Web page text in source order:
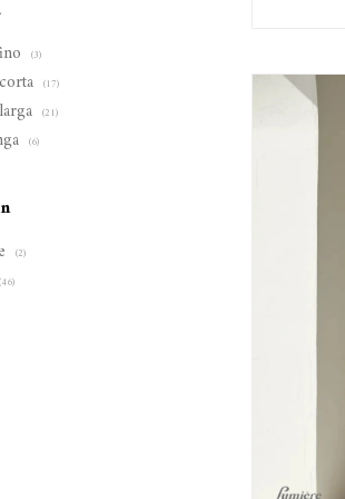
(3)
(17)
(21)
(6)
(2)
(46)